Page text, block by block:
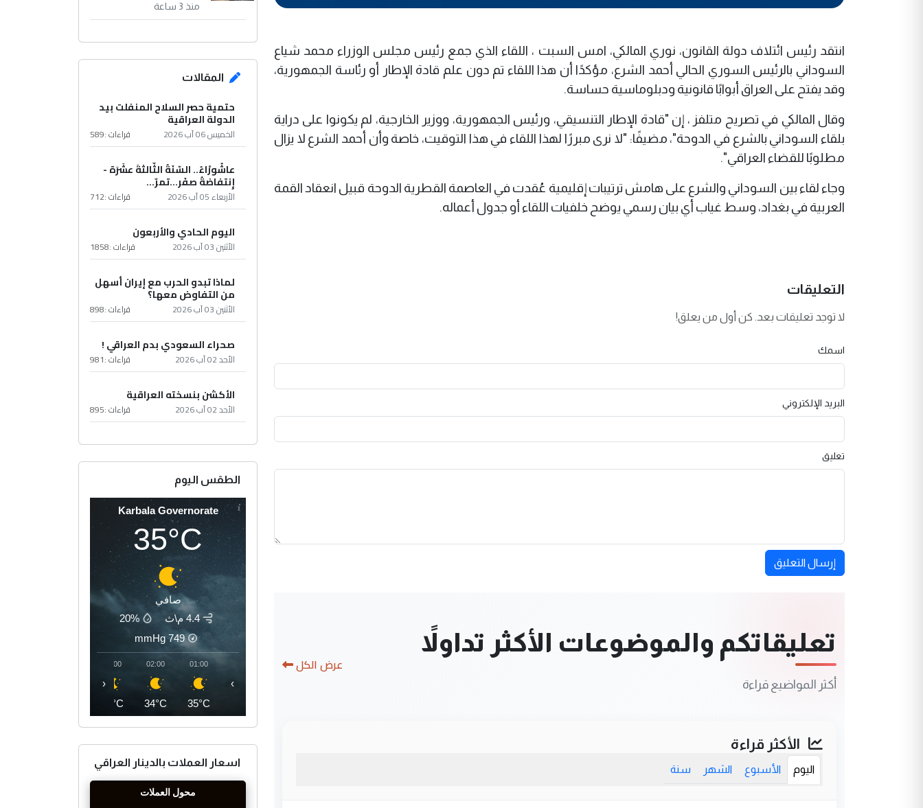
انتقد رئيس ائتلاف دولة القانون، نوري المالكي، امس السبت ، اللقاء الذي جمع رئيس مجلس الوزراء محمد شياع
السوداني بالرئيس السوري الحالي أحمد الشرع، مؤكدًا أن هذا اللقاء تم دون علم قادة الإطار أو رئاسة الجمهورية،
وقد يفتح على العراق أبوابًا قانونية ودبلوماسية حساسة.
وقال المالكي في تصريح متلفز ، إن "قادة الإطار التنسيقي، ورئيس الجمهورية، ووزير الخارجية، لم يكونوا على دراية
بلقاء السوداني بالشرع في الدوحة"، مضيفًا: "لا نرى مبررًا لهذا اللقاء في هذا التوقيت، خاصة وأن أحمد الشرع لا يزال
مطلوبًا للقضاء العراقي".
وجاء لقاء بين السوداني والشرع على هامش ترتيبات إقليمية عُقدت في العاصمة القطرية الدوحة قبيل انعقاد القمة
العربية في بغداد، وسط غياب أي بيان رسمي يوضح خلفيات اللقاء أو جدول أعماله.
التعليقات
لا توجد تعليقات بعد. كن أول من يعلق!
اسمك
البريد الإلكتروني
تعليق
إرسال التعليق
تعليقاتكم والموضوعات الأكثر تداولاً
أكثر المواضيع قراءة
عرض الكل
الأكثر قراءة
اليوم الأسبوع الشهر سنة
منذ 3 ساعة
المقالات
حتمية حصر السلاح المنفلت بيد
الدولة العراقية
الخميس 06 آب 2026 قراءات :589
عاشُورْاءُ.. السّنَةُ الثّالثةَ عشَرَة -
إِنتفاضةُ صفَر…تمرّ...
الأربعاء 05 آب 2026 قراءات :712
اليوم الحادي والأربعون
الأثنين 03 آب 2026 قراءات :1858
لماذا تبدو الحرب مع إيران أسهل
من التفاوض معها؟
الأثنين 03 آب 2026 قراءات :898
صحراء السعودي بدم العراقي !
الأحد 02 آب 2026 قراءات :981
الأكشن بنسخته العراقية
الأحد 02 آب 2026 قراءات :895
الطقس اليوم
Karbala Governorate
35°C
صافي
4.4 م\ث
20%
749
mmHg
01:00
35°C
02:00
34°C
03:00
34°C
‹ ›
اسعار العملات بالدينار العراقي